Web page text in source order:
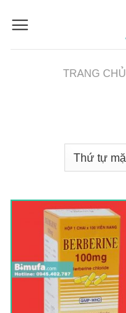
TRANG CHỦ